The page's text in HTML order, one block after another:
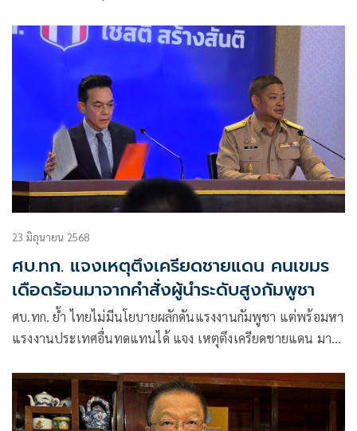
23 มิถุนายน 2568
ศบ.ทก. แจงเหตุตึงเครียดชายแดน คนเขมร
เดือดร้อนมาจากคำสั่งผู้นำระดับสูงกัมพูชา
ศบ.ทก. ย้ำ ไทยไม่มีนโยบายผลักดันแรงงานกัมพูชา แต่พร้อมหา
แรงงานประเทศอื่นทดแทนได้ แจง เหตุตึงเครียดชายแดน มา
ห้ามขายน้ำมัน มีแต่การตัดสินใจ รัฐบาลเขมรเอง